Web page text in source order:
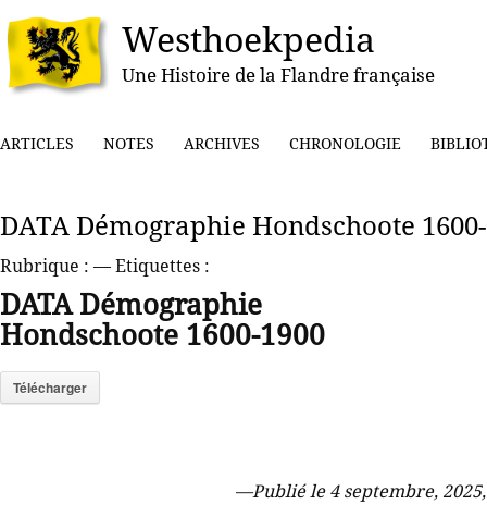
Westhoekpedia
Une Histoire de la Flandre française
ARTICLES NOTES ARCHIVES CHRONOLOGIE
DATA Démographie Hondschoote
Rubrique : — Etiquettes :
DATA Démographie
Hondschoote 1600-1900
Télécharger
—Publié le 4 septembre,